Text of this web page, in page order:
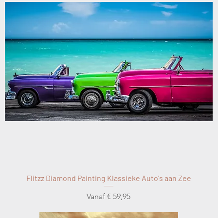
Flitzz Diamond Painting Klassieke Auto's aan Zee
Vanaf€ 59,95
Verkoopprijs